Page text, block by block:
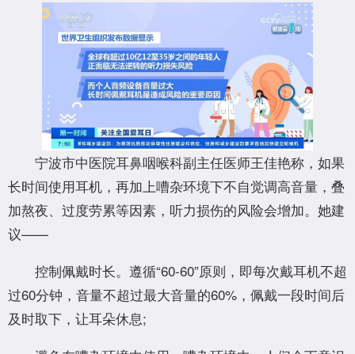
宁波市中医院耳鼻咽喉科副主任医师王佳艳称，如果
长时间使用耳机，再加上嘈杂环境下不自觉调高音量，叠
加熬夜、过度劳累等因素，听力损伤的风险会增加。她建
议——
控制佩戴时长。遵循“60-60”原则，即每次戴耳机不超
过60分钟，音量不超过最大音量的60%，佩戴一段时间后
及时取下，让耳朵休息;